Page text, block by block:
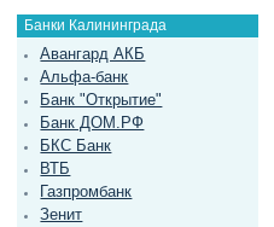
Банки Калининграда
Авангард АКБ
Альфа-банк
Банк "Открытие"
Банк ДОМ.РФ
БКС Банк
ВТБ
Газпромбанк
Зенит